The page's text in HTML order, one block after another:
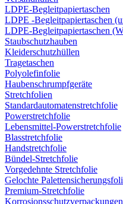
LDPE-Begleitpapiertaschen
LDPE -Begleitpapiertaschen
LDPE-Begleitpapiertaschen
Staubschutzhauben
Kleiderschutzhüllen
Tragetaschen
Polyolefinfolie
Haubenschrumpfgeräte
Stretchfolien
Standardautomatenstretchfolie
Powerstretchfolie
Lebensmittel-Powerstretchfolie
Blasstretchfolie
Handstretchfolie
Bündel-Stretchfolie
Vorgedehnte Stretchfolie
Gelochte
Premium-Stretchfolie